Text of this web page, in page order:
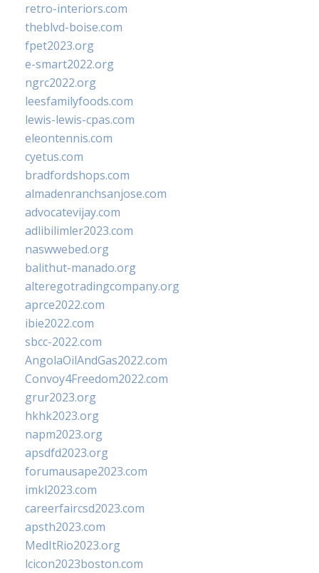
retro-interiors.com
theblvd-boise.com
fpet2023.org
e-smart2022.org
ngrc2022.org
leesfamilyfoods.com
lewis-lewis-cpas.com
eleontennis.com
cyetus.com
bradfordshops.com
almadenranchsanjose.com
advocatevijay.com
adlibilimler2023.com
naswwebed.org
balithut-manado.org
alteregotradingcompany.org
aprce2022.com
ibie2022.com
sbcc-2022.com
AngolaOilAndGas2022.com
Convoy4Freedom2022.com
grur2023.org
hkhk2023.org
napm2023.org
apsdfd2023.org
forumausape2023.com
imkl2023.com
careerfaircsd2023.com
apsth2023.com
MedItRio2023.org
lcicon2023boston.com